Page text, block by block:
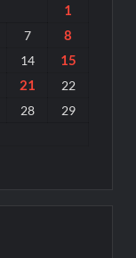
1
7 8
14 15
21
22
28
29